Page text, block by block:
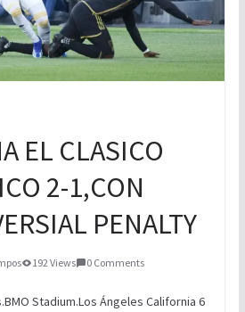
EL CLASICO
2-1,CON
PENALTY
192 Views 0 Comments
Stadium.Los Ángeles California 6